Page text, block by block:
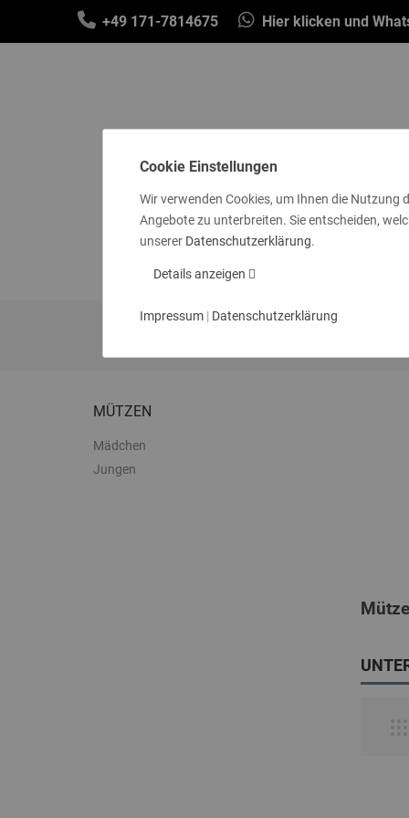
+49 171-7814675 Hier klicken und
SCHALS & TÜCHER MÜTZEN &
MÜTZEN
Mädchen
Jungen
Cookie Einstellungen
Wir verwenden Cookies, um Ihnen die
Angebote zu unterbreiten. Sie entscheiden,
unserer Datenschutzerklärung.
Details anzeigen
Impressum | Datenschutzerklärung